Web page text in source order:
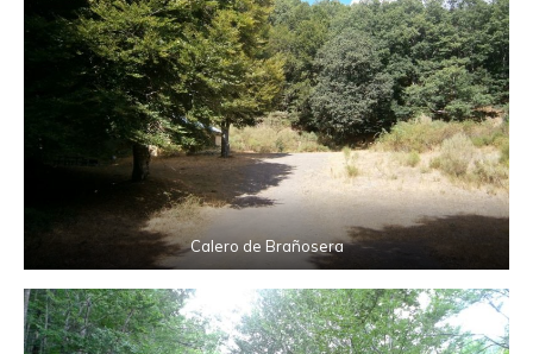
Calero de Brañosera